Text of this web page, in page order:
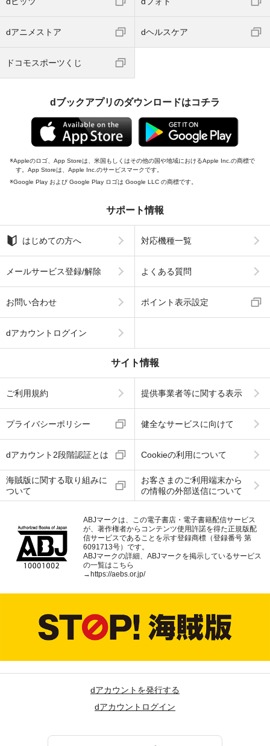
dアニメストア dヘルスケア
ドコモスポーツくじ
dブックアプリのダウンロードはコチラ
Appleのロゴ、App Storeは、米国もしくはその他の国や地域におけるApple Inc.の商標で
す。App Storeは、Apple Inc.のサービスマークです。
Google Play および Google Play ロゴは Google LLC の商標です。
サポート情報
はじめての方へ 対応機種一覧
メールサービス登録/解除 よくある質問
お問い合わせ ポイント表示設定
dアカウントログイン
サイト情報
ご利用規約 提供事業者等に関する表示
プライバシーポリシー 健全なサービスに向けて
dアカウント2段階認証とは Cookieの利用について
海賊版に関する取り組みに
ついて
お客さまのご利用端末から
の情報の外部送信について
ABJマークは、この電子書店・電子書籍配信サービス
が、著作権者からコンテンツ使用許諾を得た正規版配
信サービスであることを示す登録商標（登録番号 第
6091713号）です。
ABJマークの詳細、ABJマークを掲示しているサービス
の一覧はこちら
→ https://aebs.or.jp/
dアカウントを発行する
dアカウントログイン